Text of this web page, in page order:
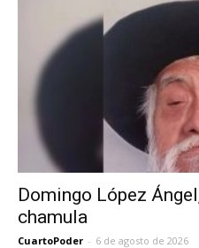
Domingo López
chamula
CuartoPoder - 6 de agosto de 2026